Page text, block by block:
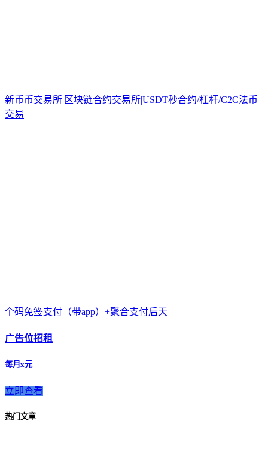
新币币交易所|区块链合约交易所|USDT秒合约/杠杆/C2C法币
交易
个码免签支付（带app）+聚合支付后天
广告位招租
每月x元
立即查看
热门文章